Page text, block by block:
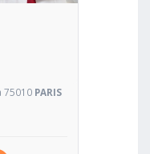
75010 PARIS